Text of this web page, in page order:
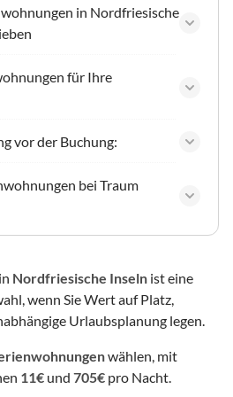
in Nordfriesische
für Ihre
vor der Buchung:
bei Traum
in Nordfriesische Inseln ist eine
wenn Sie Wert auf Platz,
Urlaubsplanung legen.
wählen, mit
11€ und 705€ pro Nacht.